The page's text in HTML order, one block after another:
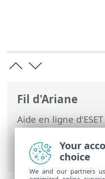
Fil d'Ariane
Aide en ligne d'ESET
Security>
Security >
exportation des
Your
choice
We and our partners